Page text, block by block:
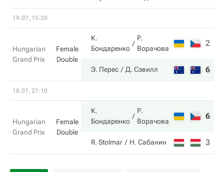
19.07, 15:20
Hungarian
Grand Prix
Female
Double
К.
Бондаренко
Р.
Ворачова
2
Э. Перес Д. Сэвилл 6
18.07, 21:10
Hungarian
Grand Prix
Female
Double
К.
Бондаренко
Р.
Ворачова
6
R. Stolmar Н. Сабанин 3